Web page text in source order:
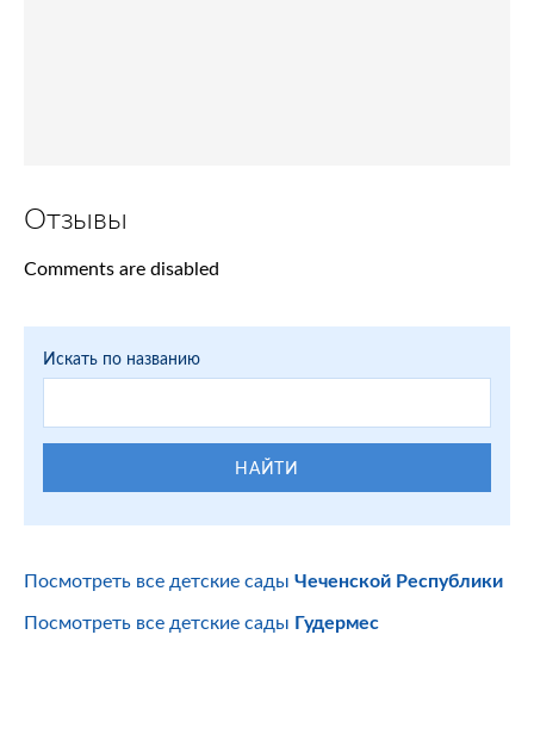
Отзывы
Comments are disabled
Искать по названию
НАЙТИ
Посмотреть все детские сады Чеченской Республики
Посмотреть все детские сады Гудермес